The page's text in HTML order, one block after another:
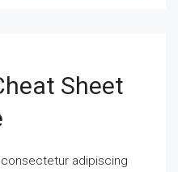
Sheet
adipiscing